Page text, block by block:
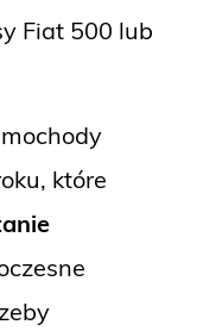
Fiat 500 lub
które